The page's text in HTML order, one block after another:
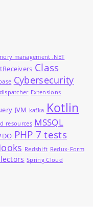
management .NET
Class
Cybersecurity
Extensions
JVM kafka Kotlin
resources MSSQL
PHP 7 tests
Redshift Redux-Form
Spring Cloud